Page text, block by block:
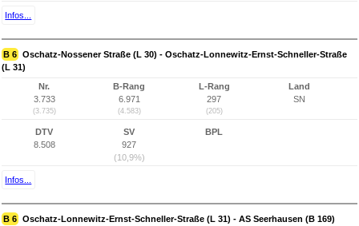
Infos...
B 6 Oschatz-Nossener Straße (L 30) - Oschatz-Lonnewitz-Ernst-Schneller-Straße
(L 31)
Nr.
3.733
(3.735)
B-Rang
6.971
(4.583)
L-Rang
297
(205)
Land
SN
DTV
8.508
SV
927
(10,9%)
BPL
Infos...
B 6 Oschatz-Lonnewitz-Ernst-Schneller-Straße (L 31) - AS Seerhausen (B 169)